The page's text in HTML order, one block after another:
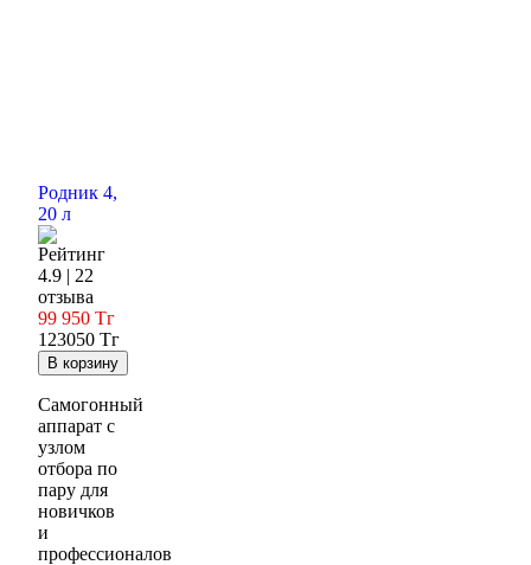
Родник 4,
20 л
4.9 | 22
отзыва
99 950 Тг
123050 Тг
Cамогонный
аппарат с
узлом
отбора по
пару для
новичков
и
профессионалов